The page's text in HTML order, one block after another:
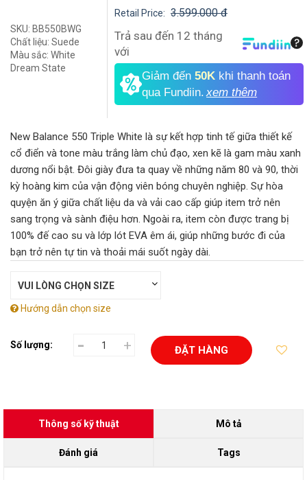
SKU: BB550BWG
Chất liệu: Suede
Màu sắc: White
Dream State
Retail Price: 3.599.000 đ
Trả sau đến 12 tháng
với
Giảm đến 50K khi thanh toán
qua Fundiin. xem thêm
New Balance 550 Triple White là sự kết hợp tinh tế giữa thiết kế
cổ điển và tone màu trắng làm chủ đạo, xen kẽ là gam màu xanh
dương nổi bật. Đôi giày đưa ta quay về những năm 80 và 90, thời
kỳ hoàng kim của vận động viên bóng chuyên nghiệp. Sự hòa
quyện ăn ý giữa chất liệu da và vải cao cấp giúp item trở nên
sang trọng và sành điệu hơn. Ngoài ra, item còn được trang bị
100% đế cao su và lớp lót EVA êm ái, giúp những bước đi của
bạn trở nên tự tin và thoải mái suốt ngày dài.
Hướng dẫn chọn size
Số lượng: - + ĐẶT HÀNG
Thông số kỹ thuật Mô tả
Đánh giá Tags